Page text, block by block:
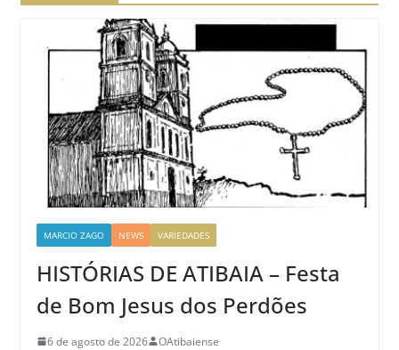
MARCIO ZAGO NEWS VARIEDADES
HISTÓRIAS DE ATIBAIA – Festa
de Bom Jesus dos Perdões
6 de agosto de 2026 OAtibaiense